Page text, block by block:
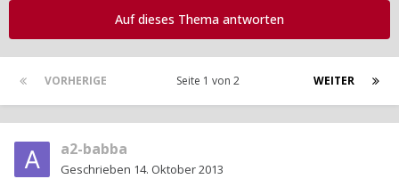
Auf dieses Thema antworten
VORHERIGE WEITER
Seite 1 von 2
a2-babba
Geschrieben 14. Oktober 2013